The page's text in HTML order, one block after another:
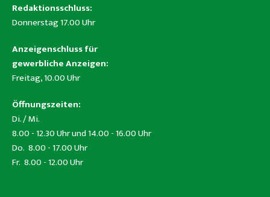
Redaktionsschluss:
Donnerstag 17.00 Uhr
Anzeigenschluss für
gewerbliche Anzeigen:
Freitag, 10.00 Uhr
Öffnungszeiten:
Di. / Mi.
8.00 - 12.30 Uhr und 14.00 - 16.00 Uhr
Do. 8.00 - 17.00 Uhr
Fr. 8.00 - 12.00 Uhr